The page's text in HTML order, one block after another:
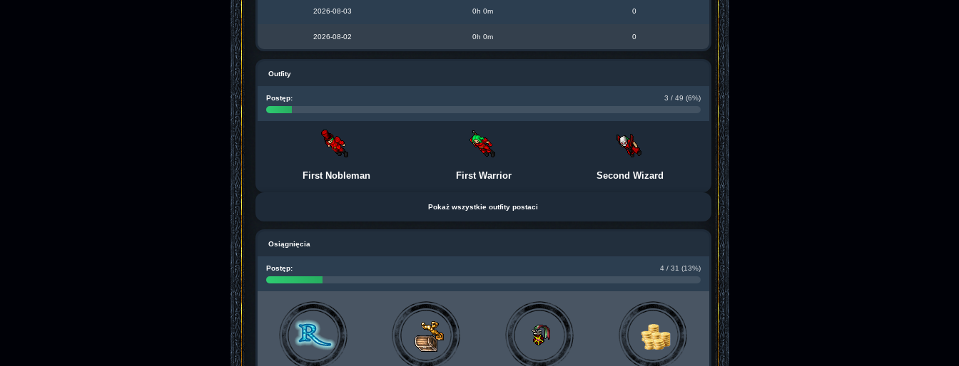
2026-08-03 0h 0m 0
2026-08-02 0h 0m 0
Outfity
Postęp: 3 / 49 (6%)
First Nobleman First Warrior Second Wizard
Pokaż wszystkie outfity postaci
Osiągnięcia
Postęp: 4 / 31 (13%)